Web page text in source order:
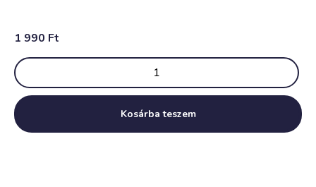
1 990 Ft
Kosárba teszem